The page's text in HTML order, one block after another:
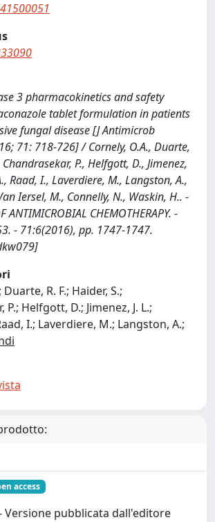
3 pharmacokinetics and safety
tablet formulation in patients
fungal disease [J Antimicrob
71: 718-726] / Cornely, O.A., Duarte,
Chandrasekar, P., Helfgott, D., Jimenez,
Raad, I., Laverdiere, M., Langston, A.,
Iersel, M., Connelly, N., Waskin, H.. -
ANTIMICROBIAL CHEMOTHERAPY. -
- 71:6(2016), pp. 1747-1747.
R. F.; Haider, S.;
P.; Helfgott, D.; Jimenez, J. L.;
I.; Laverdiere, M.; Langston, A.;
access
Versione pubblicata dall'editore